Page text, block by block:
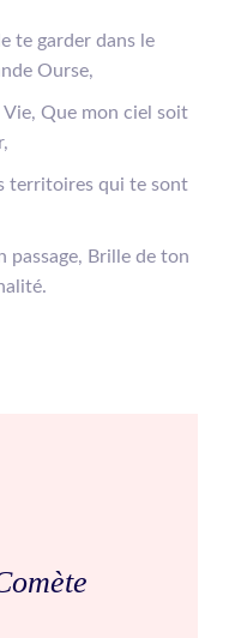
te garder dans le
Ourse,
Vie, Que mon ciel soit
territoires qui te sont
passage, Brille de ton